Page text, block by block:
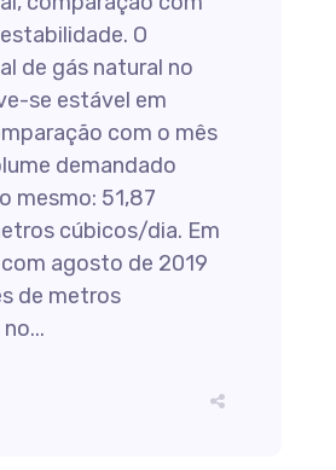
O
de gás natural no
se estável em
com o mês
demandado
mesmo: 51,87
cúbicos/dia. Em
agosto de 2019
de metros